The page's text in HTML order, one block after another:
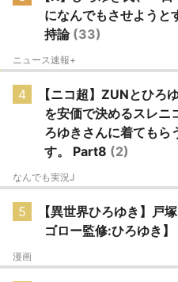
になんでもさせようと
持論 (33)
ニュース速報+
4
【ニコ超】ZUNとひろ
を安価で決めるスレニ
ろゆきさんに着てもら
す。 Part8 (2)
なんでも実況J
5
【異世界ひろゆき】戸
ゴロー監修:ひろゆき】
漫画